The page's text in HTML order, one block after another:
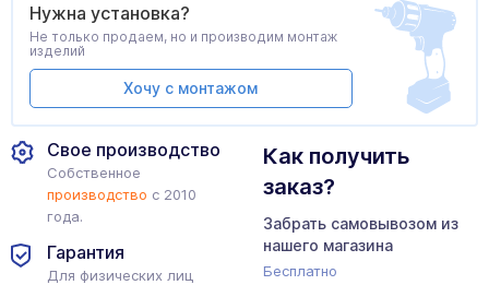
Свое производство
Собственное
производство с 2010
года.
Гарантия
Для физических лиц
Как получить
заказ?
Забрать самовывозом из
нашего магазина
Бесплатно
Нужна установка?
Не только продаем, но и производим монтаж
изделий
Хочу с монтажом